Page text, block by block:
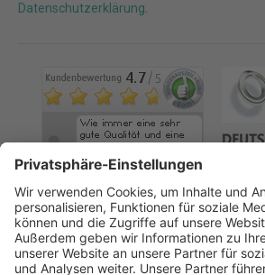
Datenschutzerklärung